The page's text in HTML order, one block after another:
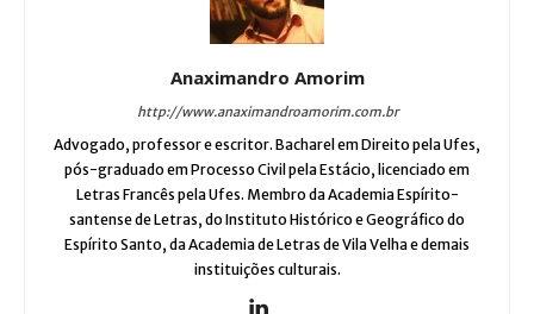
Anaximandro Amorim
http://www.anaximandroamorim.com.br
Advogado, professor e escritor. Bacharel em Direito pela Ufes,
pós-graduado em Processo Civil pela Estácio, licenciado em
Letras Francês pela Ufes. Membro da Academia Espírito-
santense de Letras, do Instituto Histórico e Geográfico do
Espírito Santo, da Academia de Letras de Vila Velha e demais
instituições culturais.